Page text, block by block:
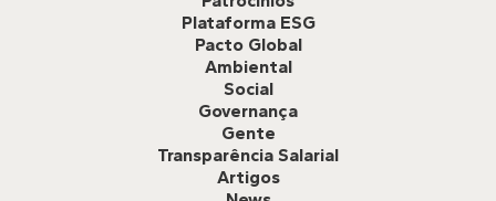
Plataforma ESG
Pacto Global
Ambiental
Social
Governança
Gente
Transparência Salarial
Artigos